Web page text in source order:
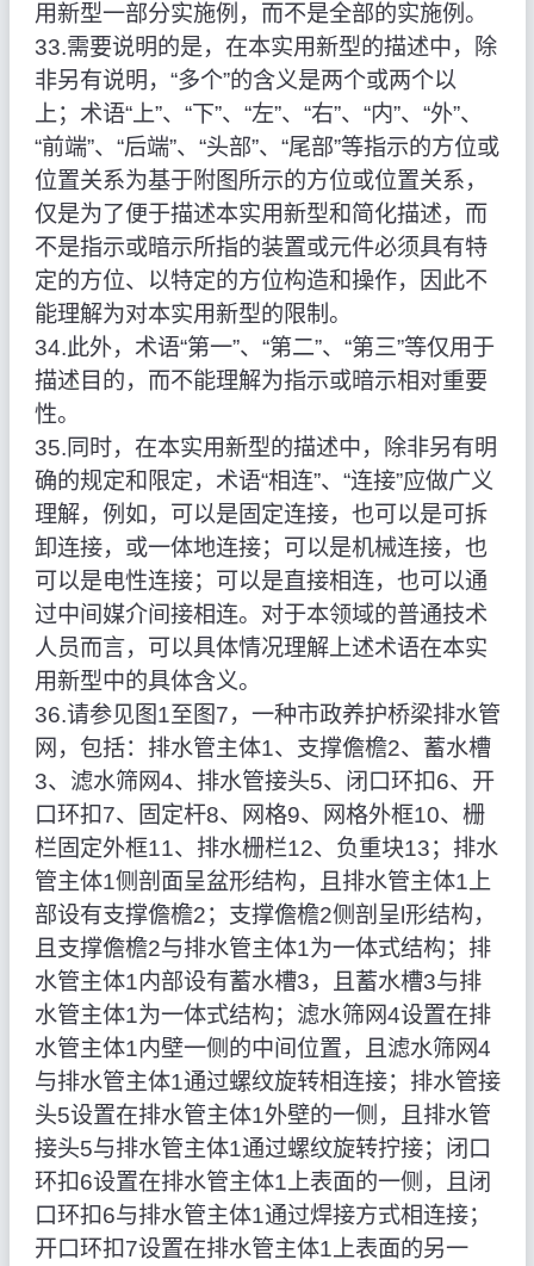
用新型一部分实施例，而不是全部的实施例。
33.需要说明的是，在本实用新型的描述中，除
非另有说明，“多个”的含义是两个或两个以
上；术语“上”、“下”、“左”、“右”、“内”、“外”、
“前端”、“后端”、“头部”、“尾部”等指示的方位或
位置关系为基于附图所示的方位或位置关系，
仅是为了便于描述本实用新型和简化描述，而
不是指示或暗示所指的装置或元件必须具有特
定的方位、以特定的方位构造和操作，因此不
能理解为对本实用新型的限制。
34.此外，术语“第一”、“第二”、“第三”等仅用于
描述目的，而不能理解为指示或暗示相对重要
性。
35.同时，在本实用新型的描述中，除非另有明
确的规定和限定，术语“相连”、“连接”应做广义
理解，例如，可以是固定连接，也可以是可拆
卸连接，或一体地连接；可以是机械连接，也
可以是电性连接；可以是直接相连，也可以通
过中间媒介间接相连。对于本领域的普通技术
人员而言，可以具体情况理解上述术语在本实
用新型中的具体含义。
36.请参见图1至图7，一种市政养护桥梁排水管
网，包括：排水管主体1、支撑儋檐2、蓄水槽
3、滤水筛网4、排水管接头5、闭口环扣6、开
口环扣7、固定杆8、网格9、网格外框10、栅
栏固定外框11、排水栅栏12、负重块13；排水
管主体1侧剖面呈盆形结构，且排水管主体1上
部设有支撑儋檐2；支撑儋檐2侧剖呈l形结构，
且支撑儋檐2与排水管主体1为一体式结构；排
水管主体1内部设有蓄水槽3，且蓄水槽3与排
水管主体1为一体式结构；滤水筛网4设置在排
水管主体1内壁一侧的中间位置，且滤水筛网4
与排水管主体1通过螺纹旋转相连接；排水管接
头5设置在排水管主体1外壁的一侧，且排水管
接头5与排水管主体1通过螺纹旋转拧接；闭口
环扣6设置在排水管主体1上表面的一侧，且闭
口环扣6与排水管主体1通过焊接方式相连接；
开口环扣7设置在排水管主体1上表面的另一